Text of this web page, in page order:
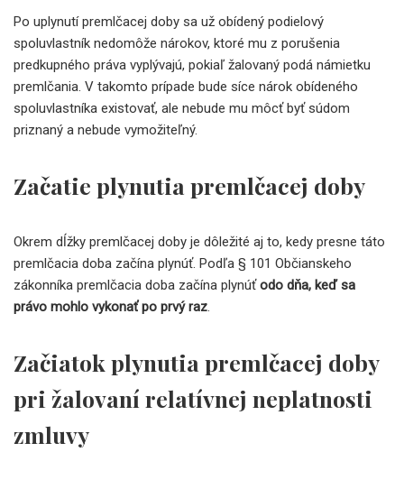
Po uplynutí premlčacej doby sa už obídený podielový
spoluvlastník nedomôže nárokov, ktoré mu z porušenia
predkupného práva vyplývajú, pokiaľ žalovaný podá námietku
premlčania. V takomto prípade bude síce nárok obídeného
spoluvlastníka existovať, ale nebude mu môcť byť súdom
priznaný a nebude vymožiteľný.
Začatie plynutia premlčacej doby
Okrem dĺžky premlčacej doby je dôležité aj to, kedy presne táto
premlčacia doba začína plynúť. Podľa § 101 Občianskeho
zákonníka premlčacia doba začína plynúťodo dňa, keď sa
právo mohlo vykonať po prvý raz.
Začiatok plynutia premlčacej doby
pri žalovaní relatívnej neplatnosti
zmluvy